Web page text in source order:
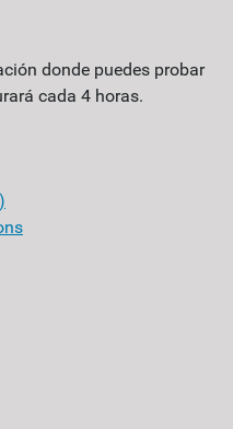
donde puedes probar
cada 4 horas.